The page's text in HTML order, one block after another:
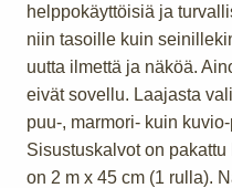
helppokäyttöisiä ja
niin tasoille kuin
uutta ilmettä ja näköä.
eivät sovellu. Laajasta
puu-, marmori- kuin
Sisustuskalvot on
on 2 m x 45 cm (1 rulla).